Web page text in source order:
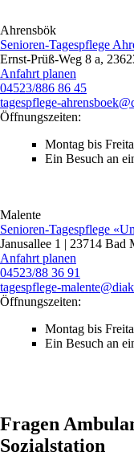
Ahrensbök
Senioren-Tagespflege
Ernst-Prüß-Weg 8 a,
Anfahrt planen
04523/886 86 45
tagespflege-
Öffnungszeiten:
Montag bis
Ein Besuch an
Malente
Senioren-Tagespflege
Janusallee 1 | 23714 Bad
Anfahrt planen
04523/88 36 91
Öffnungszeiten:
Montag bis
Ein Besuch an
Fragen
Sozialstation